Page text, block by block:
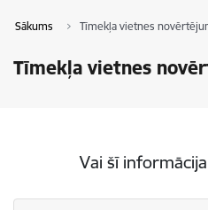
Sākums Tīmekļa vietnes
Tīmekļa vietnes
Vai šī